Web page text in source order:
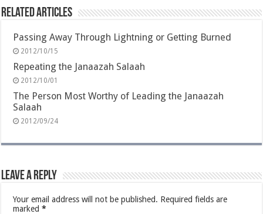
Related Articles
Passing Away Through Lightning or Getting Burned
2012/10/15
Repeating the Janaazah Salaah
2012/10/01
The Person Most Worthy of Leading the Janaazah
Salaah
2012/09/24
Leave a Reply
Your email address will not be published. Required fields are
marked*